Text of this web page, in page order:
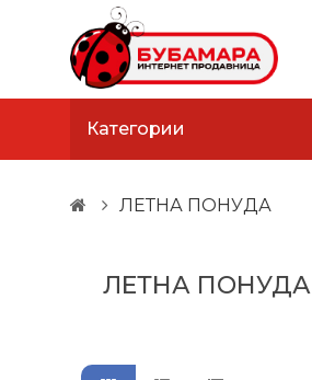
Категории
ЛЕТНА ПОНУДА
ЛЕТНА ПОНУДА